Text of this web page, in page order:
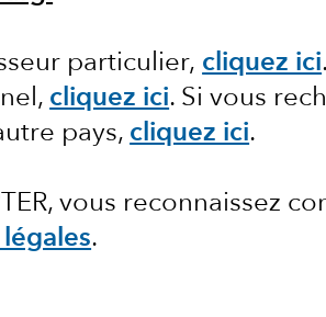
particulier, cliquez ici.
cliquez ici. Si vous
pays, cliquez ici.
vous reconnaissez
.